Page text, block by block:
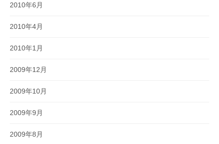
2010年6月
2010年4月
2010年1月
2009年12月
2009年10月
2009年9月
2009年8月